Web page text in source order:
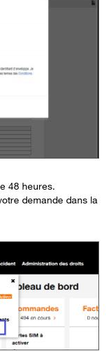
48 heures.
demande dans la